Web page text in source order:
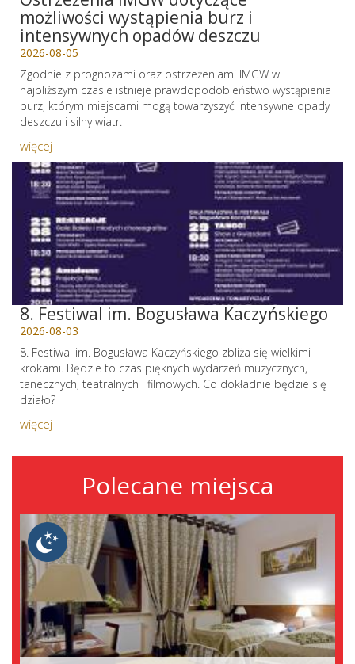
możliwości wystąpienia burz i
intensywnych opadów deszczu
2026-08-05
Zgodnie z prognozami oraz ostrzeżeniami IMGW w
najbliższym czasie istnieje prawdopodobieństwo wystąpienia
burz, którym miejscami mogą towarzyszyć intensywne opady
deszczu i silny wiatr.
więcej
8. Festiwal im. Bogusława Kaczyńskiego
2026-08-03
8. Festiwal im. Bogusława Kaczyńskiego zbliża się wielkimi
krokami. Będzie to czas pięknych wydarzeń muzycznych,
tanecznych, teatralnych i filmowych. Co dokładnie będzie się
działo?
więcej
Polecane miejsca